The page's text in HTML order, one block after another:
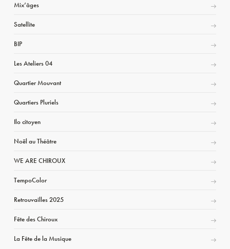
Mix’âges
Satellite
BIP
Les Ateliers 04
Quartier Mouvant
Quartiers Pluriels
Ilo citoyen
Noël au Théâtre
WE ARE CHIROUX
TempoColor
Retrouvailles 2025
Fête des Chiroux
La Fête de la Musique